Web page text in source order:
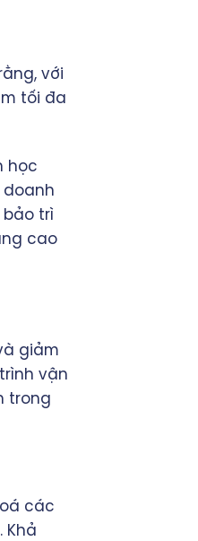
với
tối đa
học
doanh
bảo trì
cao
giảm
vận
trong
các
Khả